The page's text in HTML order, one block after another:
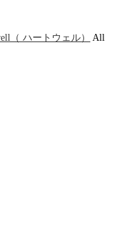
（ ハートウェル）
All